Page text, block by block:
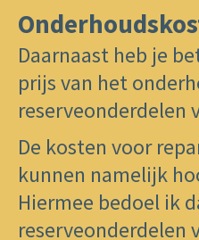
Daarnaast heb je
prijs van het
reserveonderdelen
De kosten voor
kunnen namelijk
Hiermee bedoel ik
reserveonderdelen